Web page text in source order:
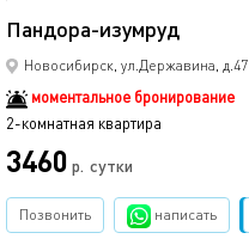
Пандора-изумруд
Новосибирск, ул.Державина, д.47
моментальное бронирование
2-комнатная квартира
3460 р. сутки
Позвонить написать